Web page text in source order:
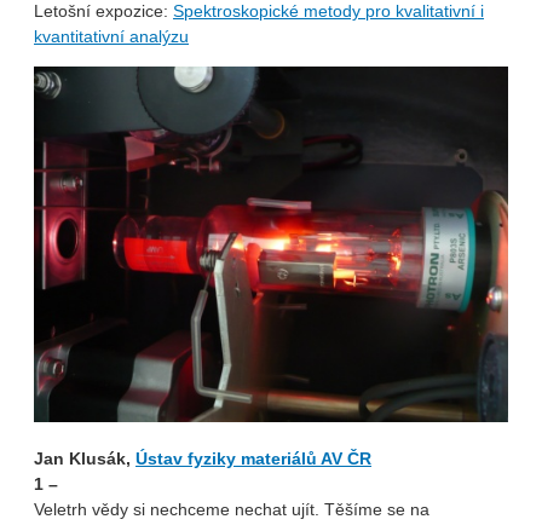
Letošní expozice: Spektroskopické metody pro kvalitativní i
kvantitativní analýzu
Jan Klusák, Ústav fyziky materiálů AV ČR
1 –
Veletrh vědy si nechceme nechat ujít. Těšíme se na